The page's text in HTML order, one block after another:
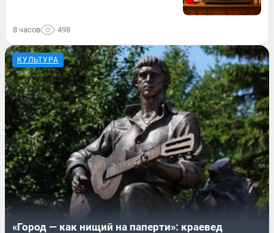
8 часов 498
КУЛЬТУРА
«Город — как нищий на паперти»: краевед